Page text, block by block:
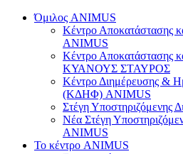
Όμιλος ANIMUS
Κέντρο Αποκατάστασης
ANIMUS
Κέντρο Αποκατάστασης
ΚΥΑΝΟΥΣ ΣΤΑΥΡΟΣ
Κέντρο Διημέρευσης &
(ΚΔΗΦ) ANIMUS
Στέγη
Νέα Στέγη
ANIMUS
Το κέντρο ANIMUS